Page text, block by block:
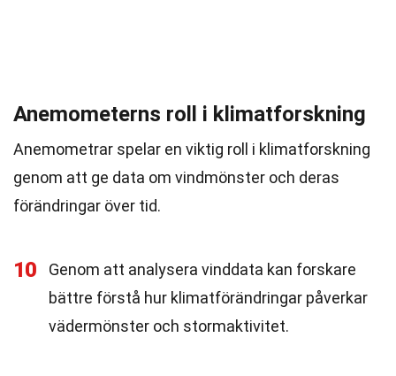
Anemometerns roll i klimatforskning
Anemometrar spelar en viktig roll i klimatforskning
genom att ge data om vindmönster och deras
förändringar över tid.
10
Genom att analysera vinddata kan forskare
bättre förstå hur klimatförändringar påverkar
vädermönster och stormaktivitet.